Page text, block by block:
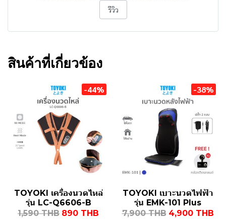
รีวิว
สินค้าที่เกี่ยวข้อง
-44%
TOYOKI เครื่องนวดไหล่
รุ่น LC-Q6606-B
1,590 THB 890 THB
-38%
TOYOKI เบาะนวดไฟฟ้า
รุ่น EMK-101 Plus
7,900 THB 4,900 THB